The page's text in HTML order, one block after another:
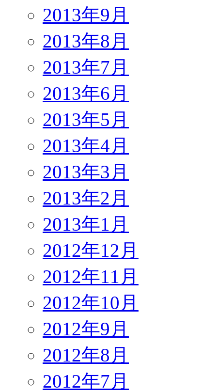
2013年9月
2013年8月
2013年7月
2013年6月
2013年5月
2013年4月
2013年3月
2013年2月
2013年1月
2012年12月
2012年11月
2012年10月
2012年9月
2012年8月
2012年7月